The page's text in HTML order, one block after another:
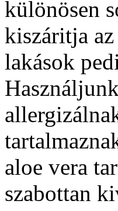
különösen
kiszáritja
lakások
aloe vera
szabottan